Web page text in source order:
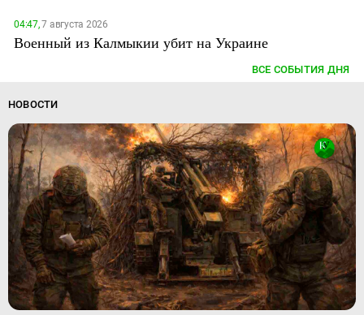
04:47,7 августа 2026
Военный из Калмыкии убит на Украине
ВСЕ СОБЫТИЯ ДНЯ
НОВОСТИ